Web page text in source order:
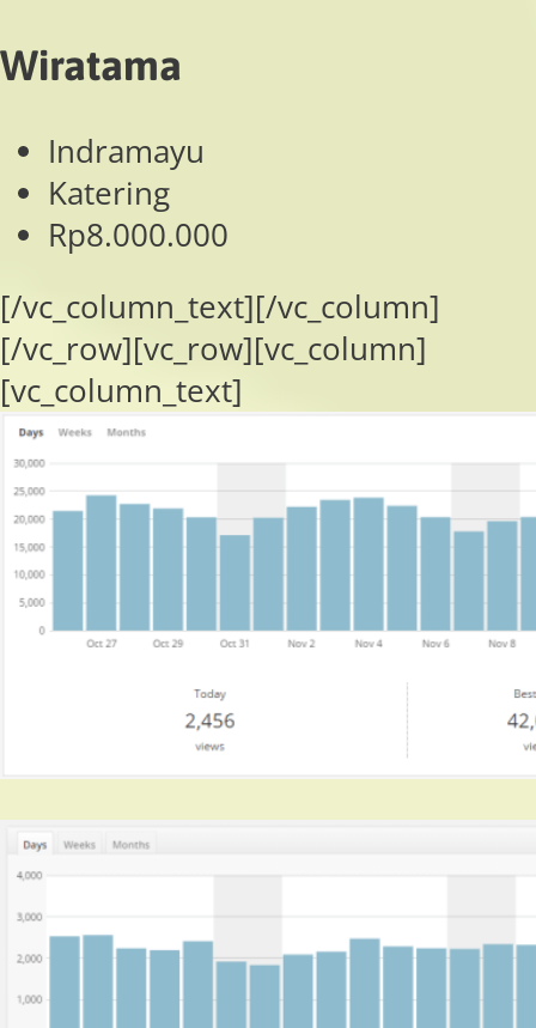
Wiratama
Indramayu
Katering
Rp8.000.000
[/vc_column_text][/vc_column]
[/vc_row][vc_row][vc_column]
[vc_column_text]